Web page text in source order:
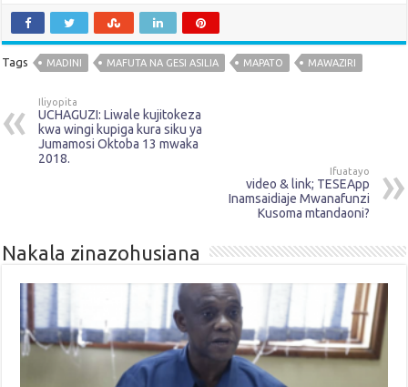
Tags MADINI MAFUTA NA GESI ASILIA MAPATO MAWAZIRI
Iliyopita
UCHAGUZI: Liwale kujitokeza
kwa wingi kupiga kura siku ya
Jumamosi Oktoba 13 mwaka
2018.
Ifuatayo
video & link; TESEApp
Inamsaidiaje Mwanafunzi
Kusoma mtandaoni?
Nakala zinazohusiana